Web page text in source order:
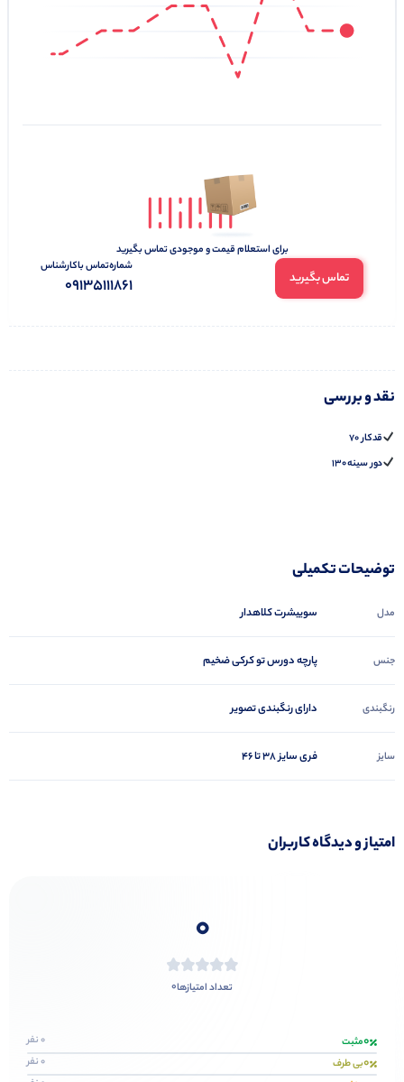
برای استعلام قیمت و موجودی تماس بگیرید
تماس بگیرید
شماره‌تماس‌ با‌کارشناس
09135111861
نقد و بررسی
قدکار ۷۰
دور سینه ۱۳۰
توضیحات تکمیلی
مدل سوییشرت کلاهدار
جنس پارچه دورس تو کرکی ضخیم
رنگبندی دارای رنگبندی تصویر
سایز فری سایز 38 تا 46
امتیاز و دیدگاه کاربران
0
تعداد امتیازها0
0مثبت 0 نفر
0بی طرف 0 نفر